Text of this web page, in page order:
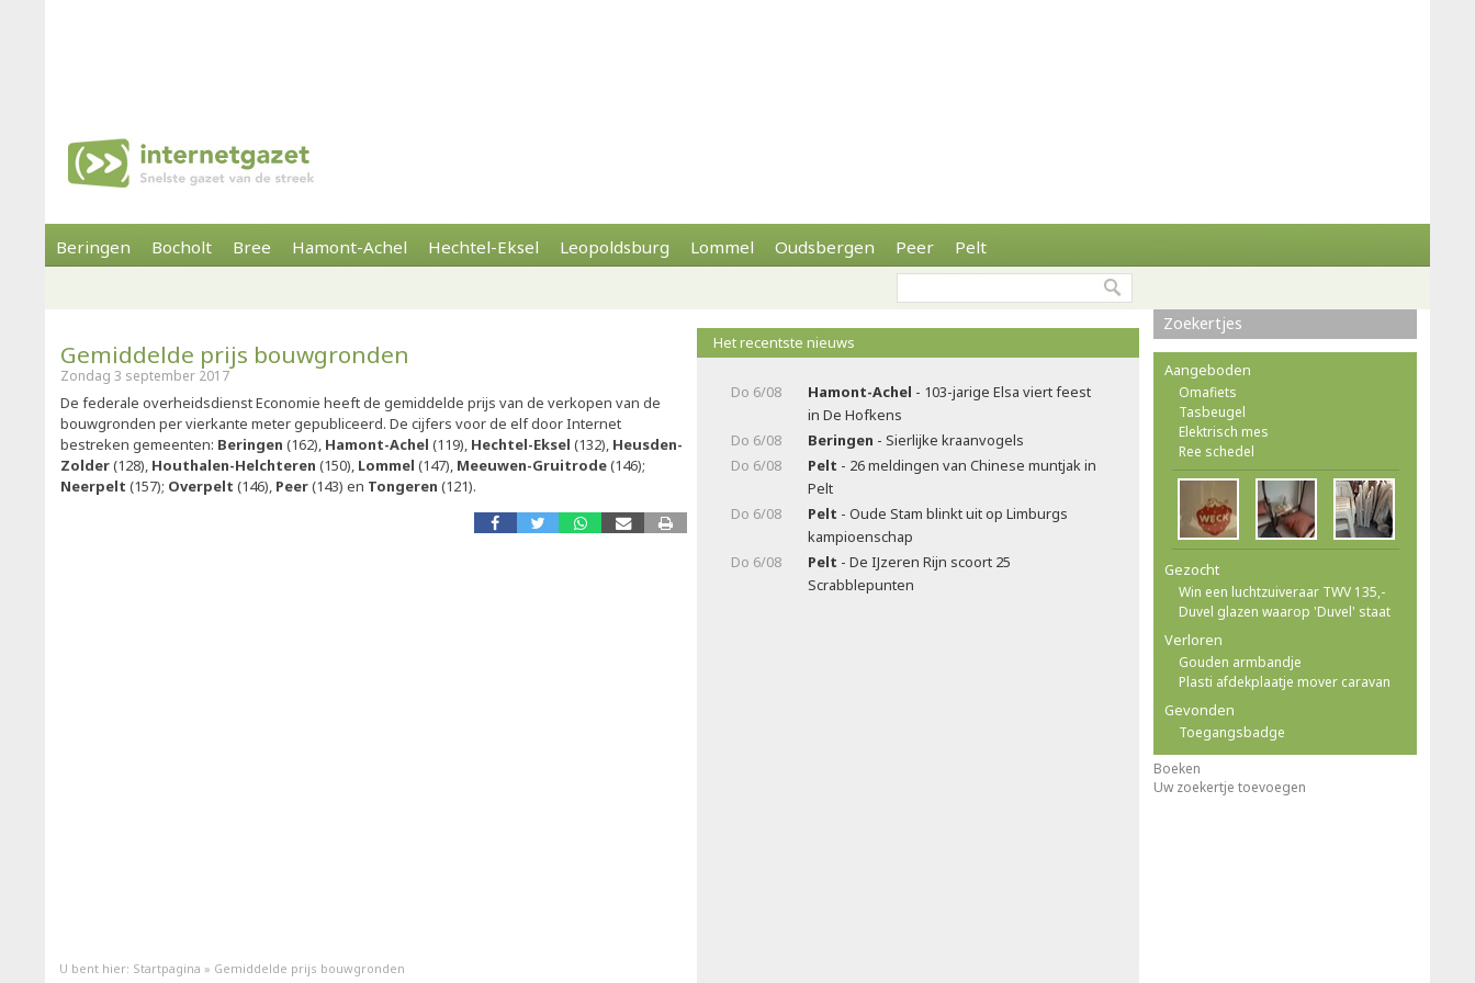
Beringen Bocholt Bree Hamont-Achel Hechtel-Eksel Leopoldsburg Lommel Oudsbergen Peer Pelt
Gemiddelde prijs bouwgronden
Zondag 3 september 2017
De federale overheidsdienst Economie heeft de gemiddelde prijs van de verkopen van de
bouwgronden per vierkante meter gepubliceerd. De cijfers voor de elf door Internet
bestreken gemeenten: Beringen (162), Hamont-Achel (119), Hechtel-Eksel (132), Heusden-
Zolder(128), Houthalen-Helchteren (150), Lommel (147), Meeuwen-Gruitrode(146);
Neerpelt (157); Overpelt (146), Peer(143) en Tongeren (121).
Het recentste nieuws
Do 6/08 Hamont-Achel - 103-jarige Elsa viert feest
in De Hofkens
Do 6/08
Beringen - Sierlijke kraanvogels
Do 6/08
Pelt - 26 meldingen van Chinese muntjak in
Pelt
Do 6/08
Pelt - Oude Stam blinkt uit op Limburgs
kampioenschap
Do 6/08
Pelt - De IJzeren Rijn scoort 25
Scrabblepunten
Zoekertjes
Aangeboden
Omafiets
Tasbeugel
Elektrisch mes
Ree schedel
Gezocht
Win een luchtzuiveraar TWV 135,-
Duvel glazen waarop 'Duvel' staat
Verloren
Gouden armbandje
Plasti afdekplaatje mover caravan
Gevonden
Toegangsbadge
Boeken
Uw zoekertje toevoegen
U bent hier: Startpagina » Gemiddelde prijs bouwgronden